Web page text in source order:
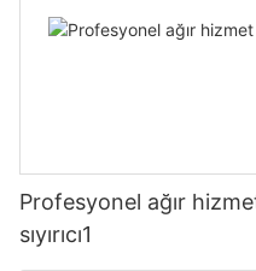
Profesyonel ağır
sıyırıcı1